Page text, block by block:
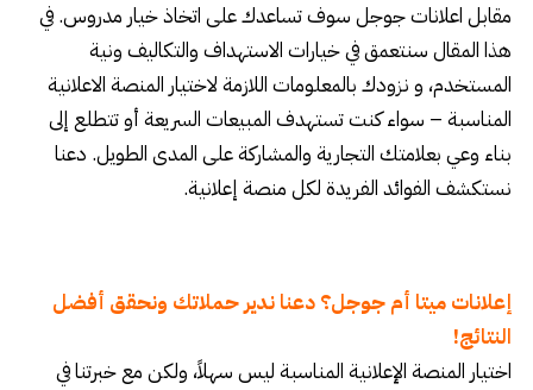
مقابل اعلانات جوجل سوف تساعدك على اتخاذ خيار مدروس. في
هذا المقال سنتعمق في خيارات الاستهداف والتكاليف ونية
المستخدم، و نزودك بالمعلومات اللازمة لاختيار المنصة الاعلانية
المناسبة – سواء كنت تستهدف المبيعات السريعة أو تتطلع إلى
بناء وعي بعلامتك التجارية والمشاركة على المدى الطويل. دعنا
نستكشف الفوائد الفريدة لكل منصة إعلانية.
إعلانات ميتا أم جوجل؟ دعنا ندير حملاتك ونحقق أفضل
النتائج!
اختيار المنصة الإعلانية المناسبة ليس سهلاً، ولكن مع خبرتنا في